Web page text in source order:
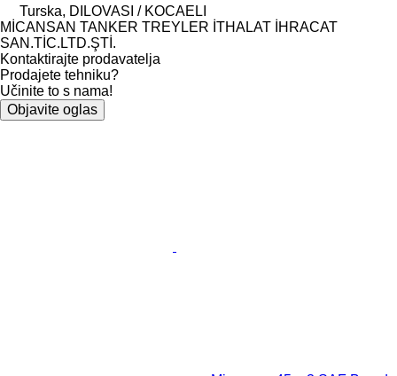
Turska, DILOVASI / KOCAELI
MİCANSAN TANKER TREYLER İTHALAT İHRACAT
SAN.TİC.LTD.ŞTİ.
Kontaktirajte prodavatelja
Prodajete tehniku?
Učinite to s nama!
Objavite oglas